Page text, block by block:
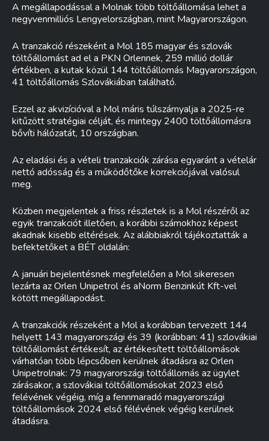
A megállapodással a Molnak több töltőállomása lehet a
negyvenmilliós Lengyelországban, mint Magyarországon.
A tranzakció részeként a Mol 185 magyar és szlovák
töltőállomást ad el a PKN Orlennek, 259 millió dollár
értékben, a kutak közül 144 töltőállomás Magyarországon,
41 töltőállomás Szlovákiában található.
Ezzel az akvizícióval a Mol máris túlszárnyalja a 2025-re
kitűzött stratégiai célját, és mintegy 2400 töltőállomásra
bővíti hálózatát, 10 országban.
Az eladási és a vételi tranzakciók zárása egyaránt a vételár
nettó adósság és a működőtőke korrekciójával valósul
meg.
Közben megjelentek a friss részletek is a Mol részéről az
egyik tranzakciót illetően, a korábbi számokhoz képest
akadnak kisebb eltérések. Az alábbiakról tájékoztatták a
befektetőket a BÉT oldalán:
A januári bejelentésnek megfelelően a Mol sikeresen
lezárta az Orlen Unipetrol és aNorm Benzinkút Kft-vel
kötött megállapodást.
A tranzakciók részeként a Mol a korábban tervezett 144
helyett 143 magyarországi és 39 (korábban: 41) szlovákiai
töltőállomást értékesít, az értékesített töltőállomások
várhatóan több lépcsőben kerülnek átadásra az Orlen
Unipetrolnak: 79 magyarországi töltőállomás az ügylet
zárásakor, a szlovákiai töltőállomásokat 2023 első
felévének végéig, míg a fennmaradó magyarországi
töltőállomások 2024 első félévének végéig kerülnek
átadásra.